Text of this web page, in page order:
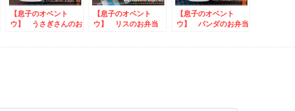
【息子のオベント
ウ】 うさぎさんのお
【息子のオベント
ウ】 リスのお弁当
【息子のオベント
ウ】 パンダのお弁当